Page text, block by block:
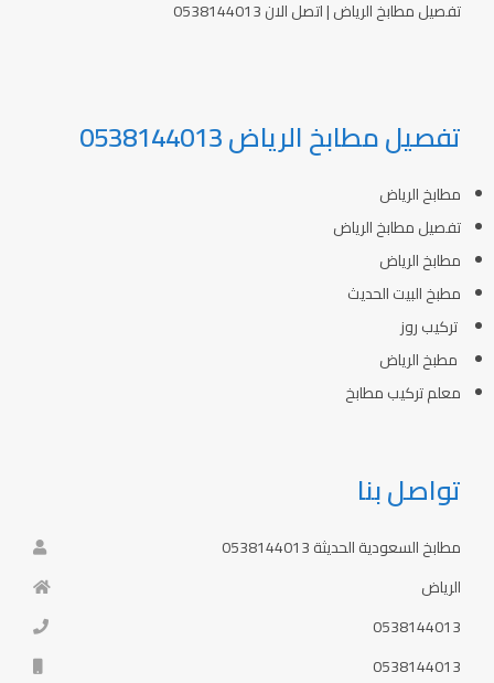
تفصيل مطابخ الرياض | اتصل الان 0538144013
تفصيل مطابخ الرياض 0538144013
مطابخ الرياض
تفصيل مطابخ الرياض
مطابخ الرياض
مطبخ البيت الحديث
تركيب روز
مطبخ الرياض
معلم تركيب مطابخ
تواصل بنا
مطابخ السعودية الحديثة 0538144013
الرياض
0538144013
0538144013